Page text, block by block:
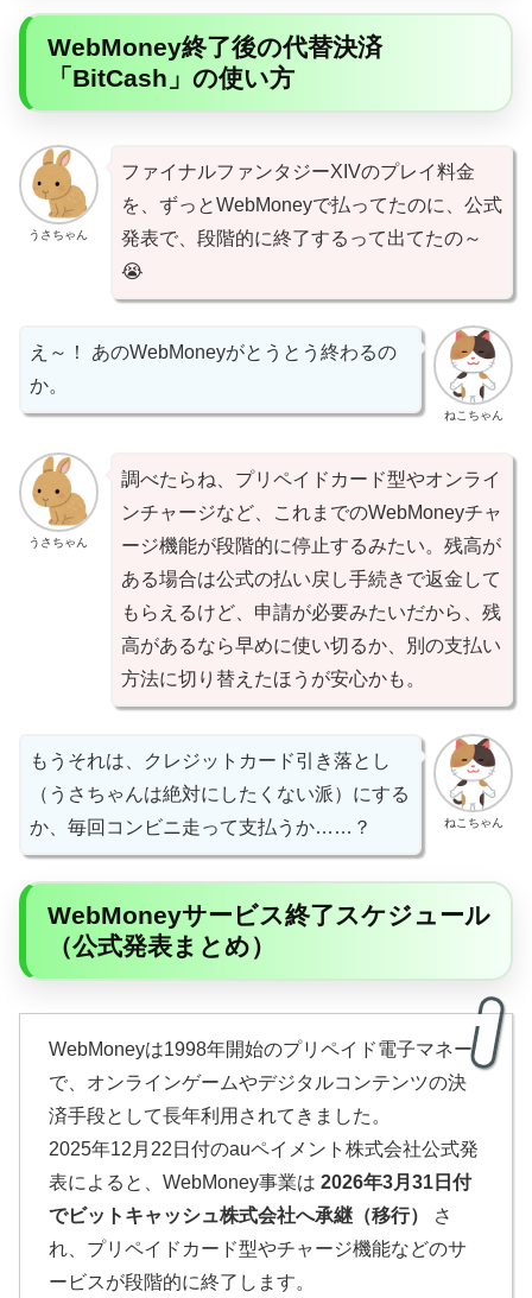
WebMoney終了後の代替決済
「BitCash」の使い方
うさちゃん
ファイナルファンタジーXIVのプレイ料金
を、ずっとWebMoneyで払ってたのに、公式
発表で、段階的に終了するって出てたの～
😭
ねこちゃん
え～！ あのWebMoneyがとうとう終わるの
か。
うさちゃん
調べたらね、プリペイドカード型やオンライ
ンチャージなど、これまでのWebMoneyチャ
ージ機能が段階的に停止するみたい。残高が
ある場合は公式の払い戻し手続きで返金して
もらえるけど、申請が必要みたいだから、残
高があるなら早めに使い切るか、別の支払い
方法に切り替えたほうが安心かも。
ねこちゃん
もうそれは、クレジットカード引き落とし
（うさちゃんは絶対にしたくない派）にする
か、毎回コンビニ走って支払うか……？
WebMoneyサービス終了スケジュール
（公式発表まとめ）
WebMoneyは1998年開始のプリペイド電子マネー
で、オンラインゲームやデジタルコンテンツの決
済手段として長年利用されてきました。
2025年12月22日付のauペイメント株式会社公式発
表によると、WebMoney事業は 2026年3月31日付
でビットキャッシュ株式会社へ承継（移行）
さ
れ、プリペイドカード型やチャージ機能などのサ
ービスが段階的に終了します。